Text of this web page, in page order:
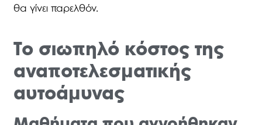
θα γίνει παρελθόν.
Το σιωπηλό κόστος της
αναποτελεσματικής
αυτοάμυνας